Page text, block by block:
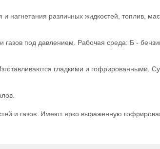
различных жидкостей, топлив,
под давлением. Рабочая среда: Б -
гладкими и гофрированными.
и газов. Имеют ярко выраженную